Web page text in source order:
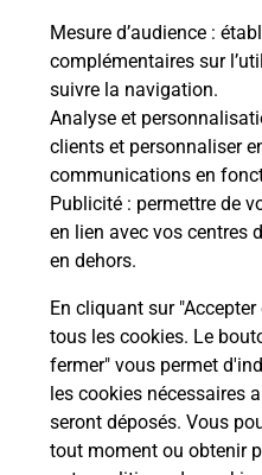
Mesure d’audience :
complémentaires sur
suivre la navigation.
Analyse et
clients et personnaliser
communications en
Publicité : permettre de
en lien avec vos centres
en dehors.
En cliquant sur
tous les cookies. Le
fermer" vous permet
les cookies nécessaires
seront déposés. Vous
tout moment ou obtenir
Comment La Poste
à votre sécurité au
Puis-je passer
avec La Poste et
conditions ?
Localiser Liste Haute-Savoie